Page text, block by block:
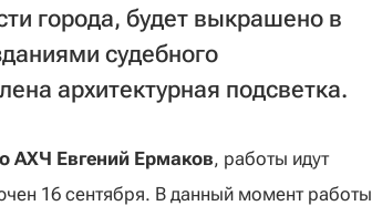
города, будет выкрашено в
судебного
архитектурная подсветка.
АХЧ Евгений Ермаков, работы идут
16 сентября. В данный момент работы